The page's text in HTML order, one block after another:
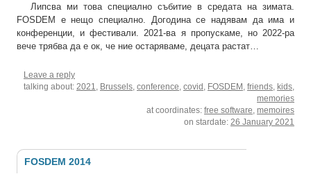
Липсва ми това специално събитие в средата на зимата.
FOSDEM е нещо специално. Догодина се надявам да има и
конференции, и фестивали. 2021-ва я пропускаме, но 2022-ра
вече трябва да е ок, че ние остаряваме, децата растат…
Leave a reply
talking about: 2021 Brussels conference covid FOSDEM friends kids
memories
at coordinates: free software memoires
on stardate: 26 January 2021
FOSDEM 2014